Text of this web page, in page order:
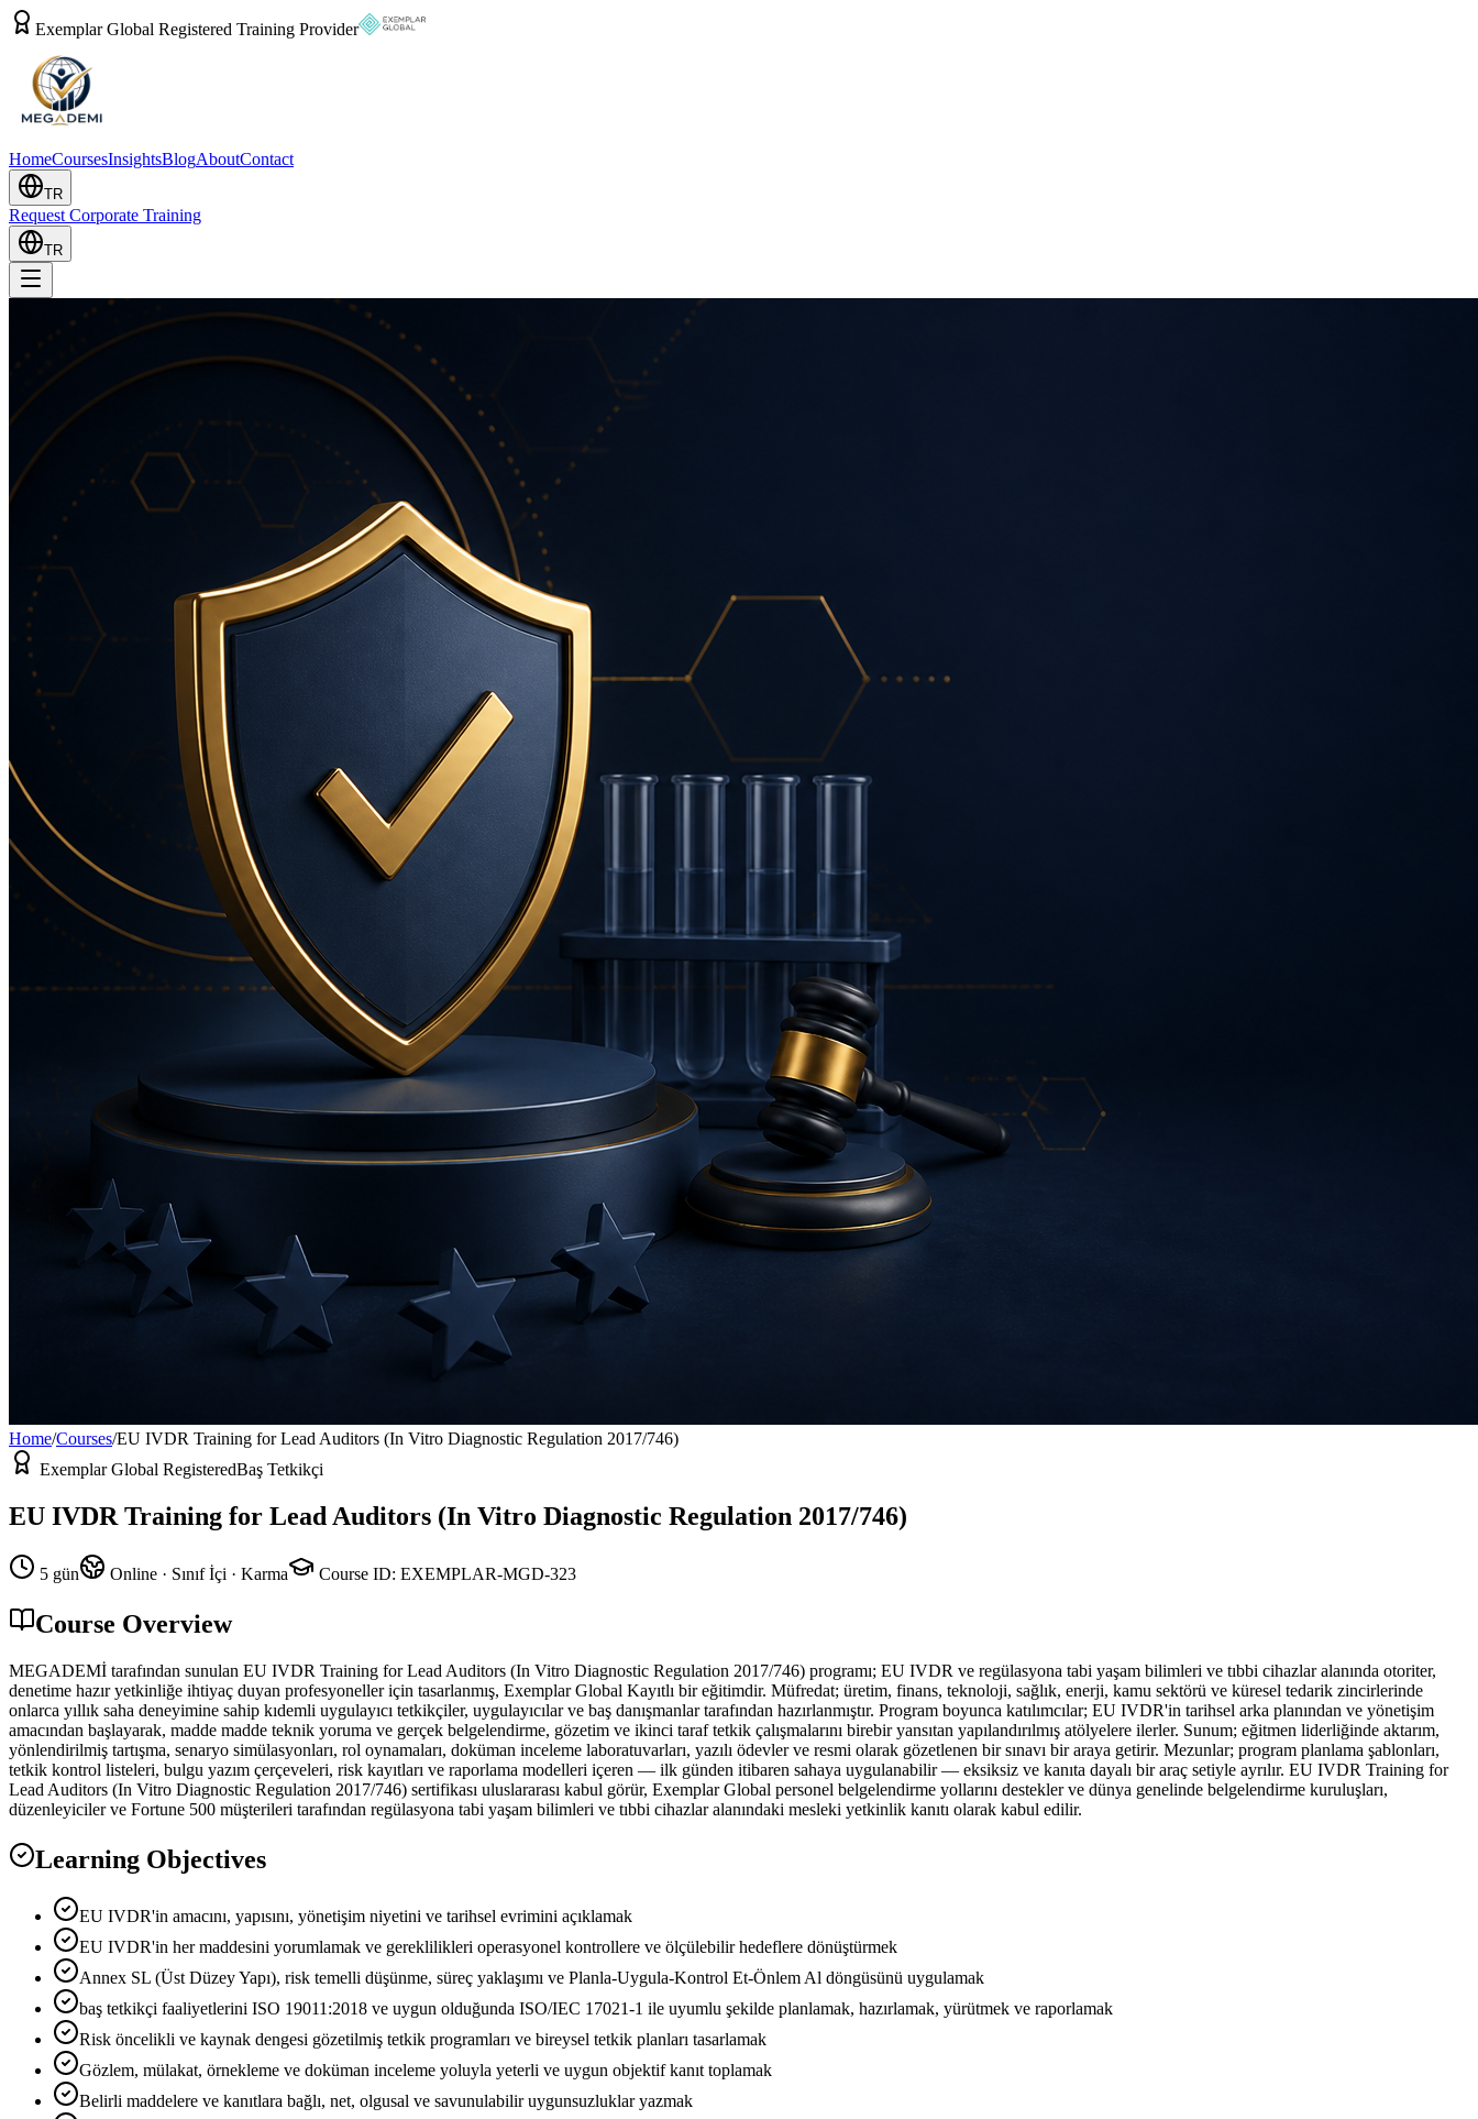
Exemplar Global Registered Training Provider
HomeCoursesInsightsBlogAboutContact
TR
Request Corporate Training
TR
Home/Courses/EU IVDR Training for Lead Auditors (In Vitro Diagnostic Regulation 2017/746)
Exemplar Global RegisteredBaş Tetkikçi
EU IVDR Training for Lead Auditors (In Vitro Diagnostic Regulation 2017/746)
5 gün Online · Sınıf İçi · Karma Course ID: EXEMPLAR-MGD-323
Course Overview
MEGADEMİ tarafından sunulan EU IVDR Training for Lead Auditors (In Vitro Diagnostic Regulation 2017/746) programı; EU IVDR ve regülasyona tabi yaşam bilimleri ve tıbbi cihazlar alanında otoriter,
denetime hazır yetkinliğe ihtiyaç duyan profesyoneller için tasarlanmış, Exemplar Global Kayıtlı bir eğitimdir. Müfredat; üretim, finans, teknoloji, sağlık, enerji, kamu sektörü ve küresel tedarik zincirlerinde
onlarca yıllık saha deneyimine sahip kıdemli uygulayıcı tetkikçiler, uygulayıcılar ve baş danışmanlar tarafından hazırlanmıştır. Program boyunca katılımcılar; EU IVDR'in tarihsel arka planından ve yönetişim
amacından başlayarak, madde madde teknik yoruma ve gerçek belgelendirme, gözetim ve ikinci taraf tetkik çalışmalarını birebir yansıtan yapılandırılmış atölyelere ilerler. Sunum; eğitmen liderliğinde aktarım,
yönlendirilmiş tartışma, senaryo simülasyonları, rol oynamaları, doküman inceleme laboratuvarları, yazılı ödevler ve resmi olarak gözetlenen bir sınavı bir araya getirir. Mezunlar; program planlama şablonları,
tetkik kontrol listeleri, bulgu yazım çerçeveleri, risk kayıtları ve raporlama modelleri içeren — ilk günden itibaren sahaya uygulanabilir — eksiksiz ve kanıta dayalı bir araç setiyle ayrılır. EU IVDR Training for
Lead Auditors (In Vitro Diagnostic Regulation 2017/746) sertifikası uluslararası kabul görür, Exemplar Global personel belgelendirme yollarını destekler ve dünya genelinde belgelendirme kuruluşları,
düzenleyiciler ve Fortune 500 müşterileri tarafından regülasyona tabi yaşam bilimleri ve tıbbi cihazlar alanındaki mesleki yetkinlik kanıtı olarak kabul edilir.
Learning Objectives
EU IVDR'in amacını, yapısını, yönetişim niyetini ve tarihsel evrimini açıklamak
EU IVDR'in her maddesini yorumlamak ve gereklilikleri operasyonel kontrollere ve ölçülebilir hedeflere dönüştürmek
Annex SL (Üst Düzey Yapı), risk temelli düşünme, süreç yaklaşımı ve Planla-Uygula-Kontrol Et-Önlem Al döngüsünü uygulamak
baş tetkikçi faaliyetlerini ISO 19011:2018 ve uygun olduğunda ISO/IEC 17021-1 ile uyumlu şekilde planlamak, hazırlamak, yürütmek ve raporlamak
Risk öncelikli ve kaynak dengesi gözetilmiş tetkik programları ve bireysel tetkik planları tasarlamak
Gözlem, mülakat, örnekleme ve doküman inceleme yoluyla yeterli ve uygun objektif kanıt toplamak
Belirli maddelere ve kanıtlara bağlı, net, olgusal ve savunulabilir uygunsuzluklar yazmak